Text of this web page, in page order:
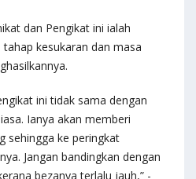
dan Pengikat ini ialah
tahap kesukaran dan masa
ini tidak sama dengan
Ianya akan memberi
sehingga ke peringkat
Jangan bandingkan dengan
bezanya terlalu jauh,” -